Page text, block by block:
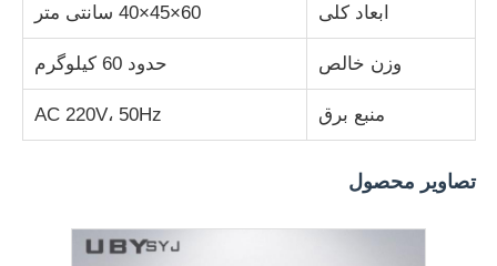
تجهیزات آزمایش بسته بندی
دستگاه تست پارچه
ابعاد کلی 60×45×40 سانتی متر
وزن خالص حدود 60 کيلوگرم
منبع برق AC 220V، 50Hz
تصاویر محصول